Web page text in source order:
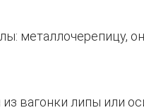
металлочерепицу,
вагонки липы или